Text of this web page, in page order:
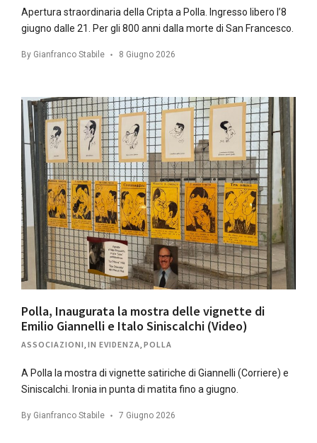
Apertura straordinaria della Cripta a Polla. Ingresso libero l’8
giugno dalle 21. Per gli 800 anni dalla morte di San Francesco.
By Gianfranco Stabile 8 Giugno 2026
Polla, Inaugurata la mostra delle vignette di
Emilio Giannelli e Italo Siniscalchi (Video)
ASSOCIAZIONI IN EVIDENZA POLLA
A Polla la mostra di vignette satiriche di Giannelli (Corriere) e
Siniscalchi. Ironia in punta di matita fino a giugno.
By Gianfranco Stabile 7 Giugno 2026